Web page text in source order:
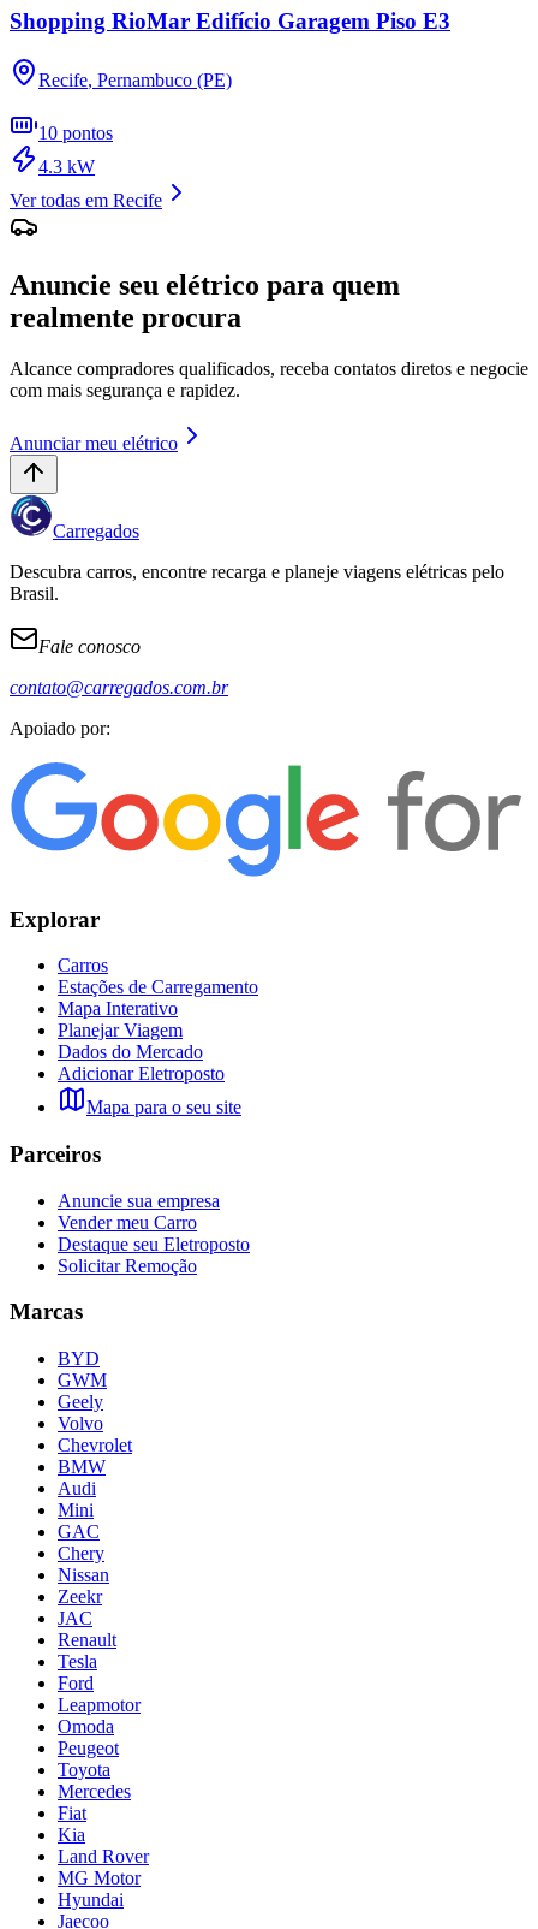
Shopping RioMar Edifício Garagem Piso E3
Recife, Pernambuco (PE)
10 pontos
4.3 kW
Ver todas em Recife
Anuncie seu elétrico para quem
realmente procura
Alcance compradores qualificados, receba contatos diretos e negocie
com mais segurança e rapidez.
Anunciar meu elétrico
Carregados
Descubra carros, encontre recarga e planeje viagens elétricas pelo
Brasil.
Fale conosco
contato@carregados.com.br
Apoiado por:
Explorar
Carros
Estações de Carregamento
Mapa Interativo
Planejar Viagem
Dados do Mercado
Adicionar Eletroposto
Mapa para o seu site
Parceiros
Anuncie sua empresa
Vender meu Carro
Destaque seu Eletroposto
Solicitar Remoção
Marcas
BYD
GWM
Geely
Volvo
Chevrolet
BMW
Audi
Mini
GAC
Chery
Nissan
Zeekr
JAC
Renault
Tesla
Ford
Leapmotor
Omoda
Peugeot
Toyota
Mercedes
Fiat
Kia
Land Rover
MG Motor
Hyundai
Jaecoo